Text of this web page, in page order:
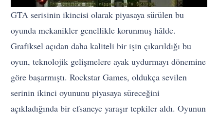
GTA serisinin ikincisi olarak piyasaya sürülen bu
oyunda mekanikler genellikle korunmuş hâlde.
Grafiksel açıdan daha kaliteli bir işin çıkarıldığı bu
oyun, teknolojik gelişmelere ayak uydurmayı dönemine
göre başarmıştı. Rockstar Games, oldukça sevilen
serinin ikinci oyununu piyasaya süreceğini
açıkladığında bir efsaneye yaraşır tepkiler aldı. Oyunun